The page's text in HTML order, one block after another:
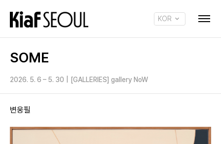
KOR
SOME
2026. 5. 6 – 5. 30 [GALLERIES] gallery NoW
변웅필